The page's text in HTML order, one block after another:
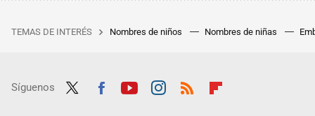
TEMAS DE INTERÉS Nombres de niños Nombres de niñas
Síguenos